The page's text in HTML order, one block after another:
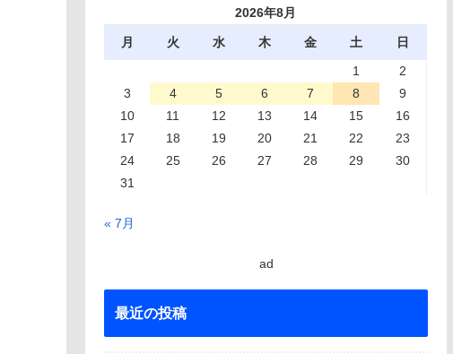
2026年8月
月 火 水 木 金 土
日
1
2
3
4 5 6 7 8
9
10
11 12 13 14 15
16
17
18 19 20 21 22
23
24
25 26 27 28 29
30
31
« 7月
ad
最近の投稿